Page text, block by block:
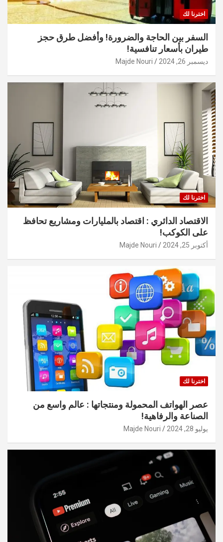
اخترنا لك
السفر بين الحاجة والضرورة! وأفضل طرق حجز
طيران بأسعار تنافسية!
ديسمبر 26, 2024 Majde Nouri
اخترنا لك
الاقتصاد الدائري : اقتصاد بالمليارات ومشاريع تحافظ
على الكوكب!
أكتوبر 25, 2024 Majde Nouri
اخترنا لك
عصر الهواتف المحمولة ومنتجاتها : عالم واسع من
الصناعة والرفاهية!
يوليو 28, 2024 Majde Nouri